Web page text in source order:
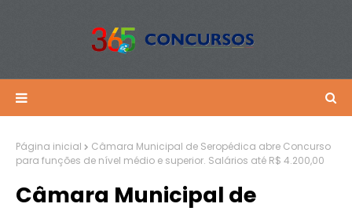
Página inicial
Câmara Municipal de Seropédica abre Concurso
para funções de nível médio e superior. Salários até R$ 4.200,00
Câmara Municipal de